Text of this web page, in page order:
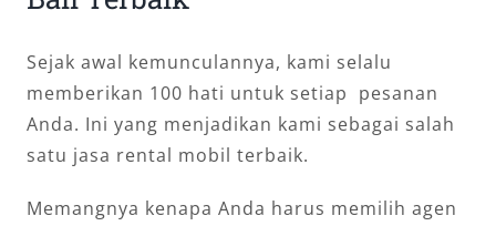
Sejak awal kemunculannya, kami selalu
memberikan 100 hati untuk setiap pesanan
Anda. Ini yang menjadikan kami sebagai salah
satu jasa rental mobil terbaik.
Memangnya kenapa Anda harus memilih agen